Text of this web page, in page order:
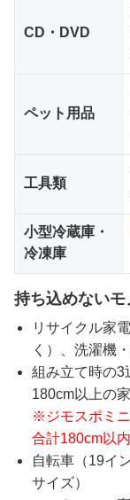
CD・DVD
ペット用品
工具類
小型冷蔵庫・
冷凍庫
持ち込めないモ
リサイクル家
く）、洗濯機
組み立て時の3
180cm以上の
※ジモスポミ
合計180cm以
自転車（19イ
サイズ）